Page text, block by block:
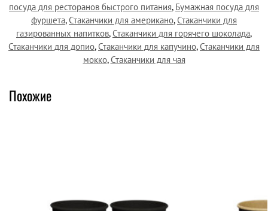
посуда для ресторанов быстрого питания, Бумажная посуда для
фуршета,Стаканчики для американо,Стаканчики для
газированных напитков,Стаканчики для горячего шоколада,
Стаканчики для допио,Стаканчики для капучино,Стаканчики для
мокко,Стаканчики для чая
Похожие